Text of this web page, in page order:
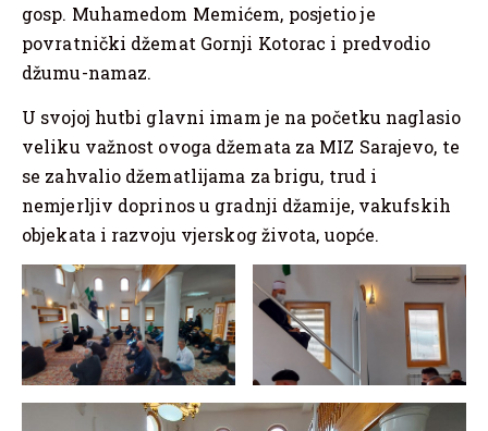
gosp. Muhamedom Memićem, posjetio je
povratnički džemat Gornji Kotorac i predvodio
džumu-namaz.
U svojoj hutbi glavni imam je na početku naglasio
veliku važnost ovoga džemata za MIZ Sarajevo, te
se zahvalio džematlijama za brigu, trud i
nemjerljiv doprinos u gradnji džamije, vakufskih
objekata i razvoju vjerskog života, uopće.